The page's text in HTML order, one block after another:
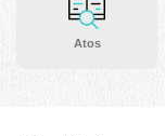
Atos